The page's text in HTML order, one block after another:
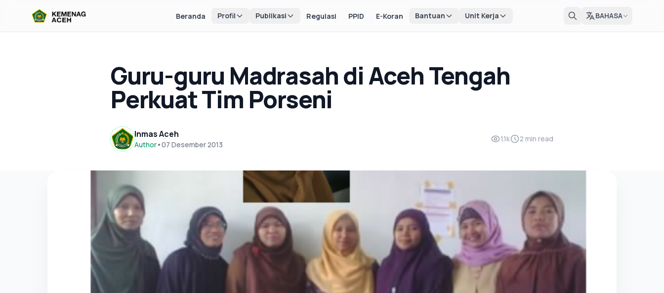
Beranda Profil Publikasi Regulasi PPID E-Koran Bantuan Unit Kerja BAHASA
Guru-guru Madrasah di Aceh Tengah
Perkuat Tim Porseni
Inmas Aceh
Author•07 Desember 2013
1.1k 2 min read